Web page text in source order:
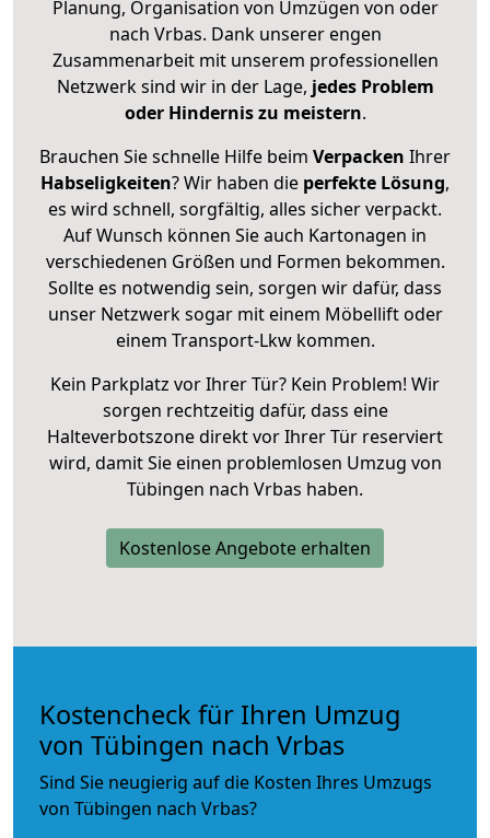
Planung, Organisation von Umzügen von oder
nach Vrbas. Dank unserer engen
Zusammenarbeit mit unserem professionellen
Netzwerk sind wir in der Lage, jedes Problem
oder Hindernis zu meistern.
Brauchen Sie schnelle Hilfe beim Verpacken Ihrer
Habseligkeiten? Wir haben die perfekte Lösung,
es wird schnell, sorgfältig, alles sicher verpackt.
Auf Wunsch können Sie auch Kartonagen in
verschiedenen Größen und Formen bekommen.
Sollte es notwendig sein, sorgen wir dafür, dass
unser Netzwerk sogar mit einem Möbellift oder
einem Transport-Lkw kommen.
Kein Parkplatz vor Ihrer Tür? Kein Problem! Wir
sorgen rechtzeitig dafür, dass eine
Halteverbotszone direkt vor Ihrer Tür reserviert
wird, damit Sie einen problemlosen Umzug von
Tübingen nach Vrbas haben.
Kostenlose Angebote erhalten
Kostencheck für Ihren Umzug
von Tübingen nach Vrbas
Sind Sie neugierig auf die Kosten Ihres Umzugs
von Tübingen nach Vrbas?